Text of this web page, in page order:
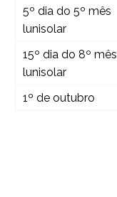
5º dia do 5º mês
lunisolar
15º dia do 8º mês
lunisolar
1º de outubro